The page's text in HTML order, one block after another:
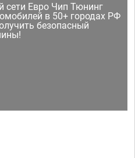
сети Евро Чип Тюнинг
в 50+ городах РФ
безопасный